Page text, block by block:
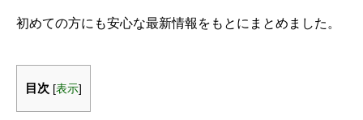
初めての方にも安心な最新情報をもとにまとめました。
目次 [表示]